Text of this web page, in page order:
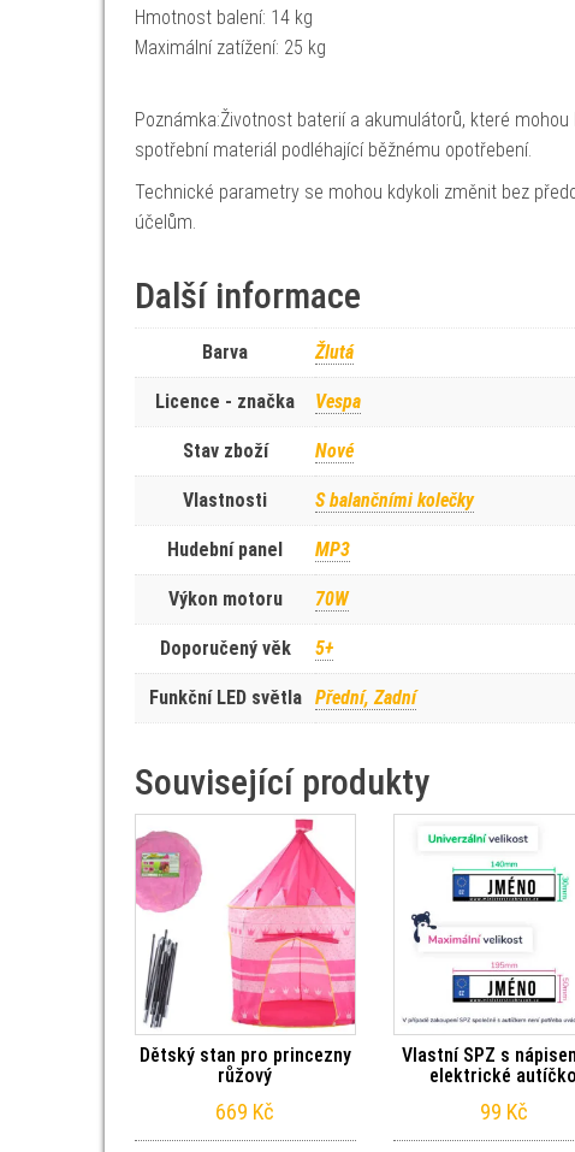
Hmotnost balení: 14 kg
Maximální zatížení: 25 kg
Poznámka:Životnost baterií a akumulátorů, které
spotřební materiál podléhající běžnému opotřebení.
Technické parametry se mohou kdykoli změnit bez
účelům.
Další informace
Barva Žlutá
Licence - značka Vespa
Stav zboží Nové
Vlastnosti S balančními kolečky
Hudební panel MP3
Výkon motoru 70W
Doporučený věk 5+
Funkční LED světla Přední, Zadní
Související produkty
Dětský stan pro princezny
růžový
669 Kč
Vlastní SPZ s
elektrické autíčko
99 Kč